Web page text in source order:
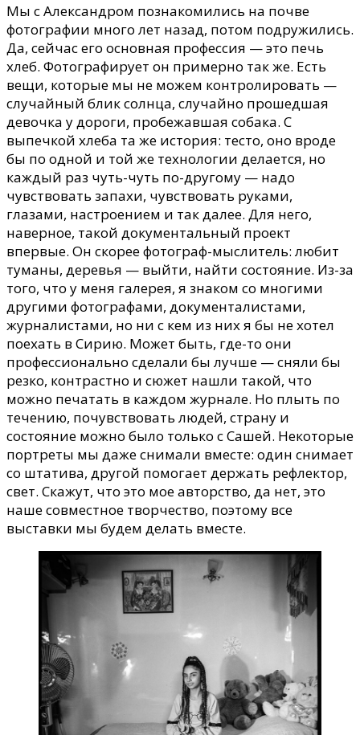
Мы с Александром познакомились на почве
фотографии много лет назад, потом подружились.
Да, сейчас его основная профессия — это печь
хлеб. Фотографирует он примерно так же. Есть
вещи, которые мы не можем контролировать —
случайный блик солнца, случайно прошедшая
девочка у дороги, пробежавшая собака. С
выпечкой хлеба та же история: тесто, оно вроде
бы по одной и той же технологии делается, но
каждый раз чуть-чуть по-другому — надо
чувствовать запахи, чувствовать руками,
глазами, настроением и так далее. Для него,
наверное, такой документальный проект
впервые. Он скорее фотограф-мыслитель: любит
туманы, деревья — выйти, найти состояние. Из-за
того, что у меня галерея, я знаком со многими
другими фотографами, документалистами,
журналистами, но ни с кем из них я бы не хотел
поехать в Сирию. Может быть, где-то они
профессионально сделали бы лучше — сняли бы
резко, контрастно и сюжет нашли такой, что
можно печатать в каждом журнале. Но плыть по
течению, почувствовать людей, страну и
состояние можно было только с Сашей. Некоторые
портреты мы даже снимали вместе: один снимает
со штатива, другой помогает держать рефлектор,
свет. Скажут, что это мое авторство, да нет, это
наше совместное творчество, поэтому все
выставки мы будем делать вместе.